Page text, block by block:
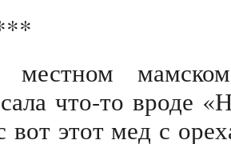
что-то вроде
вот этот мед с